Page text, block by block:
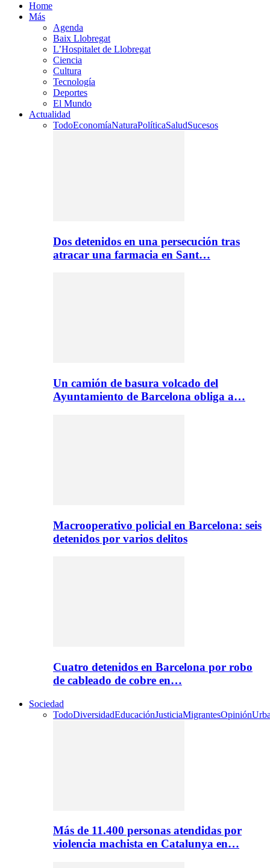
Home
Más
Agenda
Baix Llobregat
L’Hospitalet de Llobregat
Ciencia
Cultura
Tecnología
Deportes
El Mundo
Actualidad
TodoEconomíaNaturaPolíticaSaludSucesos
Dos detenidos en una persecución tras
atracar una farmacia en Sant…
Un camión de basura volcado del
Ayuntamiento de Barcelona obliga a…
Macrooperativo policial en Barcelona: seis
detenidos por varios delitos
Cuatro detenidos en Barcelona por robo
de cableado de cobre en…
Sociedad
TodoDiversidadEducaciónJusticiaMigrantesOpinión
Más de 11.400 personas atendidas por
violencia machista en Catalunya en…